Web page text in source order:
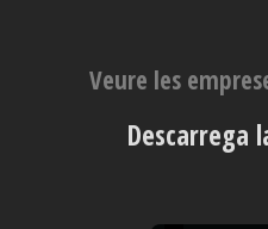
Veure les
Descarrega